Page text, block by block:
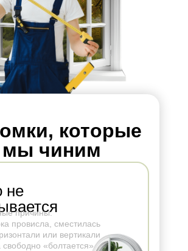
не
причины:
провисла, сместилась
или вертикали
свободно «болтается»
которые
мы чиним